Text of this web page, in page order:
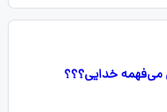
خدایی؟؟؟